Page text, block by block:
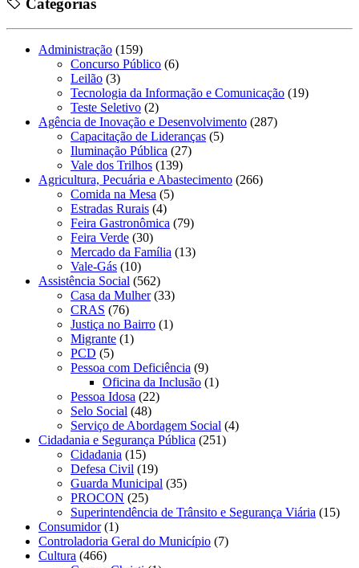
Categorias
Administração (159)
Concurso Público (6)
Leilão (3)
Tecnologia da Informação e Comunicação (19)
Teste Seletivo (2)
Agência de Inovação e Desenvolvimento (287)
Capacitação de Lideranças (5)
Iluminação Pública (27)
Vale dos Trilhos (139)
Agricultura, Pecuária e Abastecimento (266)
Comida na Mesa (5)
Estradas Rurais (4)
Feira Gastronômica (79)
Feira Verde (30)
Mercado da Família (13)
Vale-Gás (10)
Assistência Social (562)
Casa da Mulher(33)
CRAS (76)
Justiça no Bairro (1)
Migrante (1)
PCD (5)
Pessoa com Deficiência (9)
Oficina da Inclusão (1)
Pessoa Idosa (22)
Selo Social (48)
Serviço de Abordagem Social (4)
Cidadania e Segurança Pública (251)
Cidadania (15)
Defesa Civil (19)
Guarda Municipal (35)
PROCON (25)
Superintendência de Trânsito e Segurança Viária (15)
Consumidor(1)
Controladoria Geral do Município (7)
Cultura (466)